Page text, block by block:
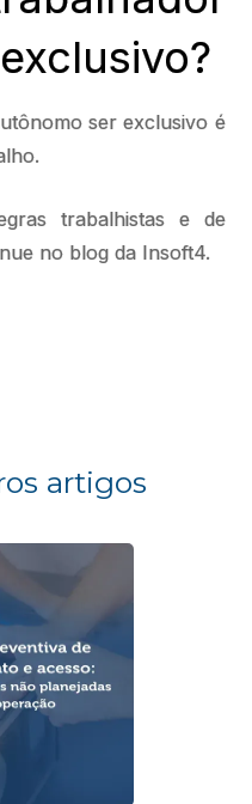
ser exclusivo é
trabalhistas e de
no blog da Insoft4.
artigos